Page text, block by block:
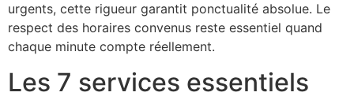
urgents, cette rigueur garantit ponctualité absolue. Le
respect des horaires convenus reste essentiel quand
chaque minute compte réellement.
Les 7 services essentiels